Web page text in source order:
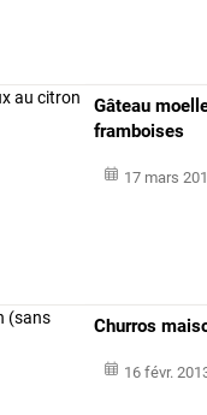
Gâteau
framboises
17 mars
Churros
16 févr.